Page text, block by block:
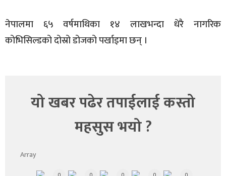
नेपालमा ६५ वर्षमाथिका १४ लाखभन्दा धेरै नागरिक
कोभिसिल्डको दोस्रो डोजको पर्खाइमा छन् ।
यो खबर पढेर तपाईलाई कस्तो
महसुस भयो ?
Array